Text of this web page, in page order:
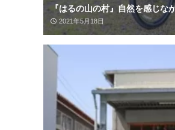
『はるの山の村』自然を感じな
2021年5月18日